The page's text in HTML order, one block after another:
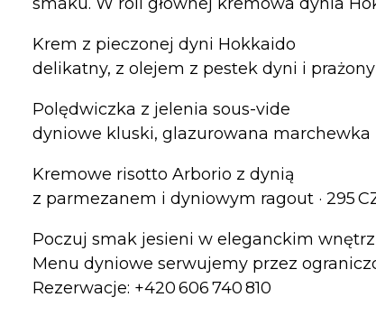
Krem z pieczonej dyni Hokkaido
delikatny, z olejem z pestek dyni i
Polędwiczka z jelenia sous-vide
dyniowe kluski, glazurowana marchewka
Kremowe risotto Arborio z dynią
z parmezanem i dyniowym ragout · 295
Poczuj smak jesieni w eleganckim
Menu dyniowe serwujemy przez
Rezerwacje: +420 606 740 810